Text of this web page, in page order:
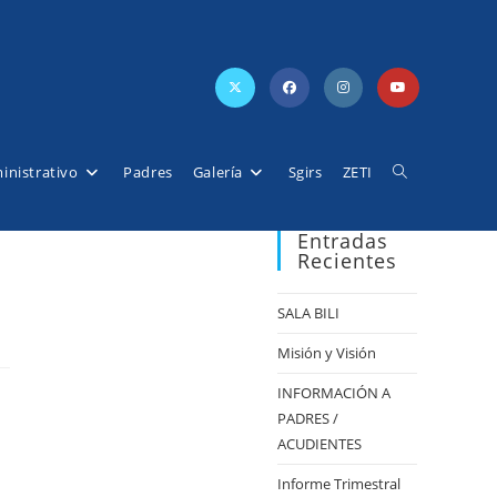
Padres Galería Sgirs ZETI Alternar
búsqueda
Entradas
Recientes
SALA BILI
Misión y Visión
INFORMACIÓN A
PADRES /
ACUDIENTES
Informe Trimestral